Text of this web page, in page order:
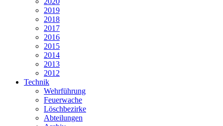
2019
2018
2017
2016
2015
2014
2013
2012
Technik
Wehrführung
Feuerwache
Löschbezirke
Abteilungen